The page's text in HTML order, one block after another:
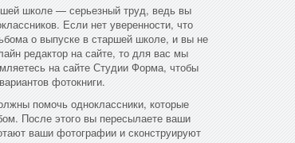
школе — серьезный труд, ведь вы
Если нет уверенности, что
о выпуске в старшей школе, и вы не
редактор на сайте, то для вас мы
на сайте Студии Форма, чтобы
фотокниги.
помочь одноклассники, которые
После этого вы пересылаете ваши
ваши фотографии и сконструируют